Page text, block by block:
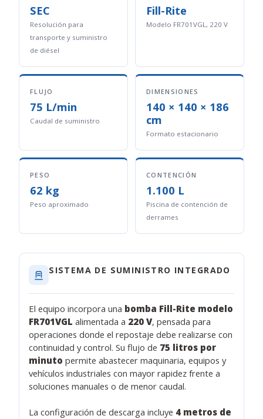
SEC
Resolución para
transporte y suministro
de diésel
Fill-Rite
Modelo FR701VGL, 220 V
FLUJO
75 L/min
Caudal de suministro
DIMENSIONES
140 × 140 × 186
cm
Formato estacionario
PESO
62 kg
Peso aproximado
CONTENCIÓN
1.100 L
Piscina de contención de
derrames
SISTEMA DE SUMINISTRO INTEGRADO
El equipo incorpora una bomba Fill-Rite modelo
FR701VGL alimentada a 220 V, pensada para
operaciones donde el repostaje debe realizarse con
continuidad y control. Su flujo de 75 litros por
minuto permite abastecer maquinaria, equipos y
vehículos industriales con mayor rapidez frente a
soluciones manuales o de menor caudal.
La configuración de descarga incluye 4 metros de